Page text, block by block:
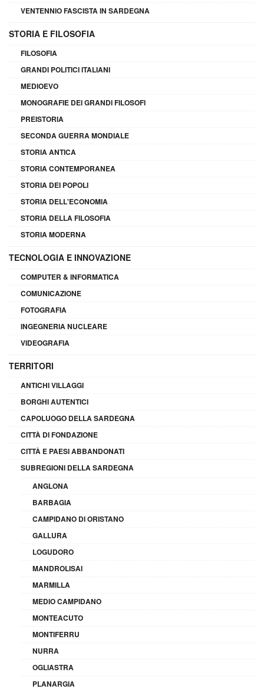
VENTENNIO FASCISTA IN SARDEGNA
STORIA E FILOSOFIA
FILOSOFIA
GRANDI POLITICI ITALIANI
MEDIOEVO
MONOGRAFIE DEI GRANDI FILOSOFI
PREISTORIA
SECONDA GUERRA MONDIALE
STORIA ANTICA
STORIA CONTEMPORANEA
STORIA DEI POPOLI
STORIA DELL'ECONOMIA
STORIA DELLA FILOSOFIA
STORIA MODERNA
TECNOLOGIA E INNOVAZIONE
COMPUTER & INFORMATICA
COMUNICAZIONE
FOTOGRAFIA
INGEGNERIA NUCLEARE
VIDEOGRAFIA
TERRITORI
ANTICHI VILLAGGI
BORGHI AUTENTICI
CAPOLUOGO DELLA SARDEGNA
CITTÀ DI FONDAZIONE
CITTÀ E PAESI ABBANDONATI
SUBREGIONI DELLA SARDEGNA
ANGLONA
BARBAGIA
CAMPIDANO DI ORISTANO
GALLURA
LOGUDORO
MANDROLISAI
MARMILLA
MEDIO CAMPIDANO
MONTEACUTO
MONTIFERRU
NURRA
OGLIASTRA
PLANARGIA